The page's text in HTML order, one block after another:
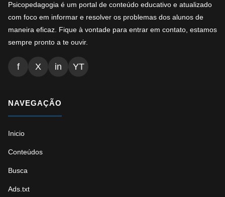
Psicopedagogia é um portal de conteúdo educativo e atualizado
com foco em informar e resolver os problemas dos alunos de
maneira eficaz. Fique à vontade para entrar em contato, estamos
sempre pronto a te ouvir.
f X in YT
NAVEGAÇÃO
Inicio
Conteúdos
Busca
Ads.txt